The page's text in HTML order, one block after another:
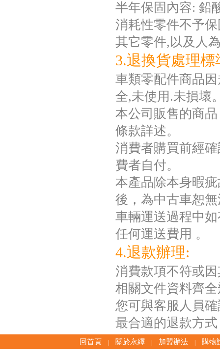
半年保固內容: 鉛
消耗性零件不予
其它零件,以及人
3.退換貨處理標
車類零配件商品
全,未使用.未損壞
本公司販售的商
條款詳述。
消費者購買前經
費者自付。
本產品除本身暇
後，為中古車恕
車輛運送過程中
任何運送費用 。
4.退款辦理:
消費款項不符或
相關文件資料齊
您可與客服人員
最合適的退款方
回首頁 關於永繹 加盟辦法 購物